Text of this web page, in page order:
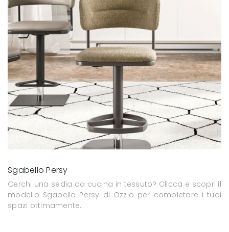
Sgabello Persy
Cerchi una sedia da cucina in tessuto? Clicca e scopri il
modello Sgabello Persy di Ozzio per completare i tuoi
spazi ottimamente.